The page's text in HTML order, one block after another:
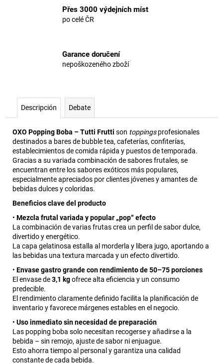
Přes 3000 výdejních míst
po celé ČR
Garance doručení
nepoškozeného zboží
Descripción Debate
OXO Popping Boba – Tutti Frutti son toppingsprofesionales
destinados a bares de bubble tea, cafeterías, confiterías,
establecimientos de comida rápida y puestos de temporada.
Gracias a su variada combinación de sabores frutales, se
encuentran entre los sabores exóticos más populares,
especialmente apreciados por clientes jóvenes y amantes de
bebidas dulces y coloridas.
Beneficios clave del producto
• Mezcla frutal variada y popular „pop“ efecto
La combinación de varias frutas crea un perfil de sabor dulce,
divertido y energético.
La capa gelatinosa estalla al morderla y libera jugo, aportando a
las bebidas una textura marcada y un efecto divertido.
• Envase gastro grande con rendimiento de 50–75 porciones
El envase de3,1 kgofrece alta eficiencia y un consumo
predecible.
El rendimiento claramente definido facilita la planificación de
inventario y favorece márgenes estables en el negocio.
• Uso inmediato sin necesidad de preparación
Las popping boba solo necesitan recogerse y añadirse a la
bebida – sin remojo, ajuste de sabor ni enjuague.
Esto ahorra tiempo al personal y garantiza una calidad
constante de cada bebida.